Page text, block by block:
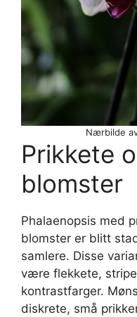
Nærbilde
Prikkete
blomster
Phalaenopsis med
blomster er blitt
samlere. Disse
være flekkete,
kontrastfarger.
diskrete, små